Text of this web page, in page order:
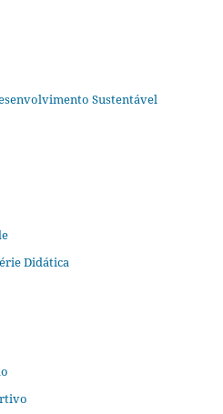
Sustentável
Didática